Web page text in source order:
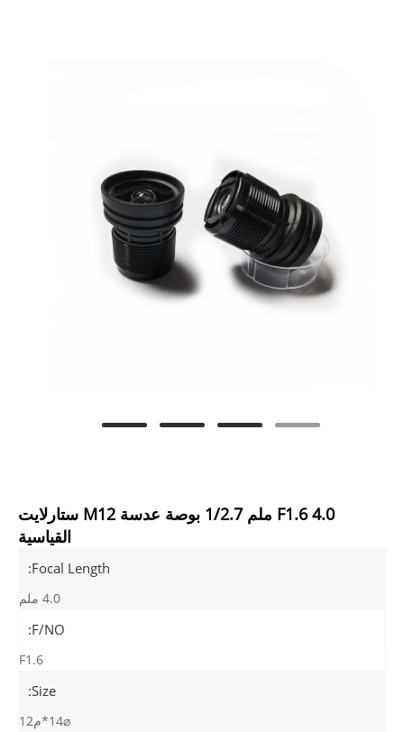
F1.6 4.0 ملم 1/2.7 بوصة عدسة M12 ستارلايت
القياسية
Focal Length:
4.0 ملم
F/NO:
F1.6
Size:
⌀14*م12